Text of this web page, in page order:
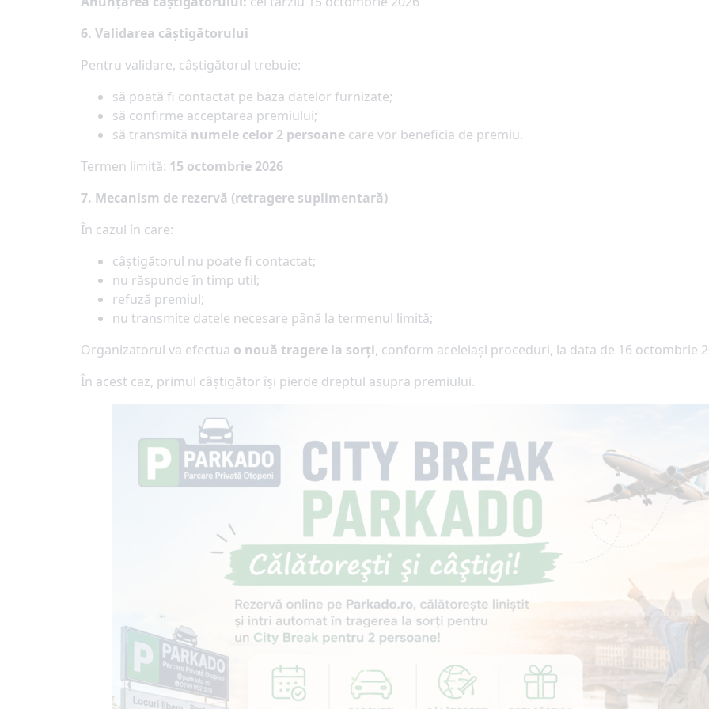
6. Validarea câștigătorului
Pentru validare, câștigătorul trebuie:
să poată fi contactat pe baza datelor furnizate;
să confirme acceptarea premiului;
să transmită numele celor 2 persoane care vor beneficia de premiu.
Termen limită: 15 octombrie 2026
7. Mecanism de rezervă (retragere suplimentară)
În cazul în care:
câștigătorul nu poate fi contactat;
nu răspunde în timp util;
refuză premiul;
nu transmite datele necesare până la termenul limită;
Organizatorul va efectua o nouă tragere la sorți, conform aceleiași proceduri, la data de 16 octombrie
În acest caz, primul câștigător își pierde dreptul asupra premiului.